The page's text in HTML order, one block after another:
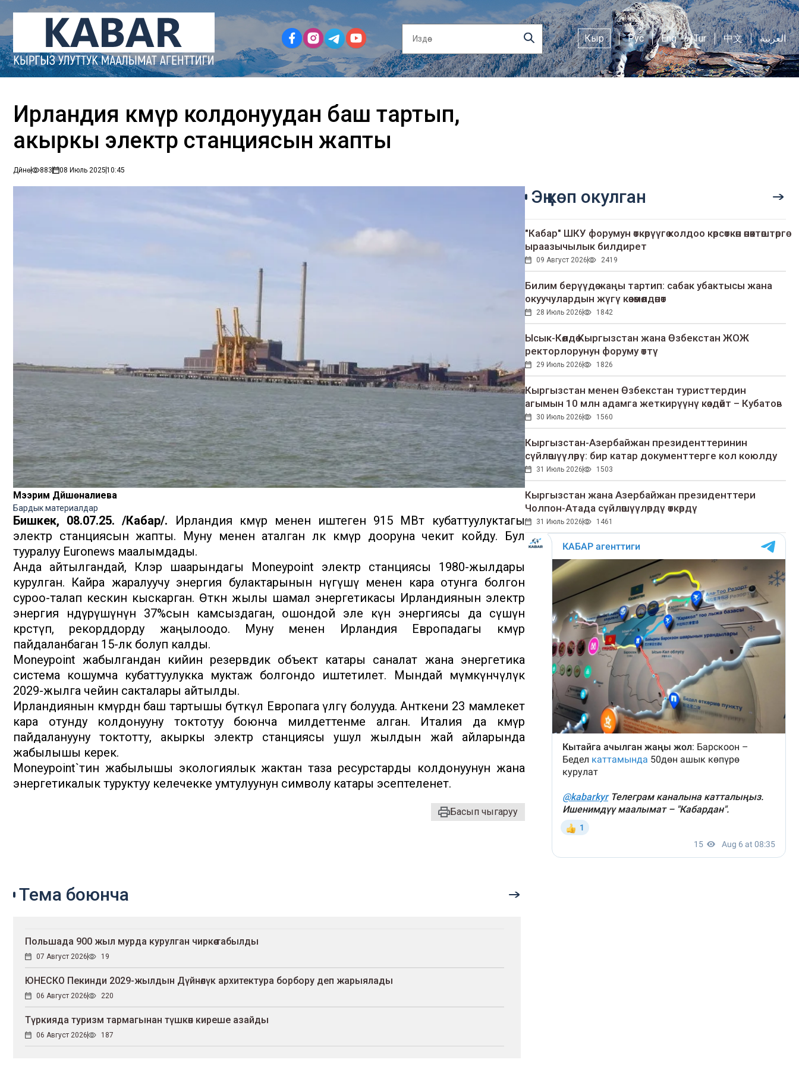
Кыр Рус Eng Tur 中文 العربية
Ирландия көмүр колдонуудан баш тартып,
акыркы электр станциясын жапты
Дүйнө 883 08 Июль 202510:45
Мээрим Дүйшөналиева
Бардык материалдар
Бишкек, 08.07.25. /Кабар/. Ирландия көмүр менен иштеген 915 МВт кубаттуулуктагы
электр станциясын жапты. Муну менен аталган өлкө көмүр дооруна чекит койду. Бул
тууралуу Еuronews маалымдады.
Анда айтылгандай, Клэр шаарындагы Moneypoint электр станциясы 1980-жылдары
курулган. Кайра жаралуучу энергия булактарынын өнүгүшү менен кара отунга болгон
суроо-талап кескин кыскарган. Өткөн жылы шамал энергетикасы Ирландиянын электр
энергия өндүрүшүнүн 37%сын камсыздаган, ошондой эле күн энергиясы да өсүшүн
көрсөтүп, рекорддорду жаңылоодо. Муну менен Ирландия Европадагы көмүр
пайдаланбаган 15-өлкө болуп калды.
Moneypoint жабылгандан кийин резервдик объект катары саналат жана энергетика
система кошумча кубаттуулукка муктаж болгондо иштетилет. Мындай мүмкүнчүлүк
2029-жылга чейин сакталары айтылды.
Ирландиянын көмүрдөн баш тартышы бүткүл Европага үлгү болууда. Анткени 23 мамлекет
кара отунду колдонууну токтотуу боюнча милдеттенме алган. Италия да көмүр
пайдаланууну токтотту, акыркы электр станциясы ушул жылдын жай айларында
жабылышы керек.
Moneypoint`тин жабылышы экологиялык жактан таза ресурстарды колдонуунун жана
энергетикалык туруктуу келечекке умтулуунун символу катары эсептеленет.
Басып чыгаруу
Эң көп окулган
"Кабар" ШКУ форумун өткөрүүгө колдоо көрсөткөн өнөктөштөргө
ыраазычылык билдирет
09 Август 2026 2419
Билим берүүдө жаңы тартип: сабак убактысы жана
окуучулардын жүгү көзөмөлдөнөт
28 Июль 2026 1842
Ысык-Көлдө Кыргызстан жана Өзбекстан ЖОЖ
ректорлорунун форуму өттү
29 Июль 2026 1826
Кыргызстан менен Өзбекстан туристтердин
агымын 10 млн адамга жеткирүүнү көздөйт – Кубатов
30 Июль 2026 1560
Кыргызстан-Азербайжан президенттеринин
сүйлөшүүлөрү: бир катар документтерге кол коюлду
31 Июль 2026 1503
Кыргызстан жана Азербайжан президенттери
Чолпон-Атада сүйлөшүүлөрдү өткөрдү
31 Июль 2026 1461
Тема боюнча
Польшада 900 жыл мурда курулган чиркөө табылды
07 Август 2026 19
ЮНЕСКО Пекинди 2029-жылдын Дүйнөлүк архитектура борбору деп жарыялады
06 Август 2026 220
Түркияда туризм тармагынан түшкөн киреше азайды
06 Август 2026 187